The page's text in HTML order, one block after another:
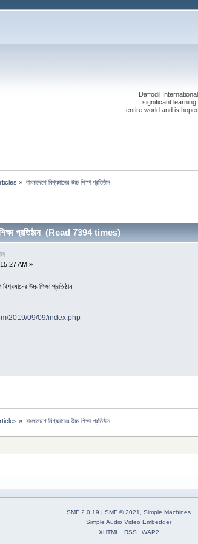
Daffodil
significant
entire world and is
» বাংলাদেশে বিশ্বমানের উচ্চ শিক্ষা প্রতিষ্ঠান
শিক্ষা প্রতিষ্ঠান (Read 7394 times)
AM »
বিশ্বমানের উচ্চ শিক্ষা প্রতিষ্ঠান
2019/09/09/index.php
» বাংলাদেশে বিশ্বমানের উচ্চ শিক্ষা প্রতিষ্ঠান
SMF 2.0.19 | SMF © 2021
Simple Machines
Simple Audio Video Embedder
XHTML
RSS WAP2